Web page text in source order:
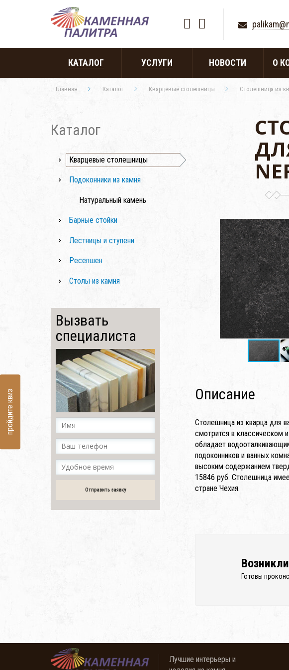
КАТАЛОГ УСЛУГИ НОВОСТИ О
Главная Каталог Кварцевые столешницы Столешница из
Каталог
Кварцевые столешницы
Подоконники из камня
Натуральный камень
Барные стойки
Лестницы и ступени
Ресепшен
Столы из камня
Вызвать
специалиста
Отправить заявку
Описание
Столешница из кварца для
смотрится в классическом
обладает
подоконников и ванных
высоким содержанием
15846 руб. Столешница
стране Чехия.
Готовы
Лучшие интерьеры и
пройдите квиз